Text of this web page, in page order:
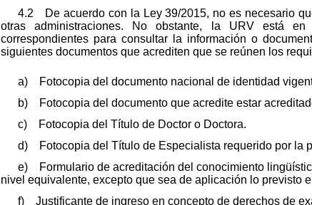
4.2 De acuerdo con la Ley 39/2015, no es necesario
otras administraciones. No obstante, la URV está
correspondientes para consultar la información o
siguientes documentos que acrediten que se reúnen los
a) Fotocopia del documento nacional de identidad
b) Fotocopia del documento que acredite estar
c) Fotocopia del Título de Doctor o Doctora.
d) Fotocopia del Título de Especialista requerido por la
e) Formulario de acreditación del conocimiento
nivel equivalente, excepto que sea de aplicación lo previsto
f) Justificante de ingreso en concepto de derechos de